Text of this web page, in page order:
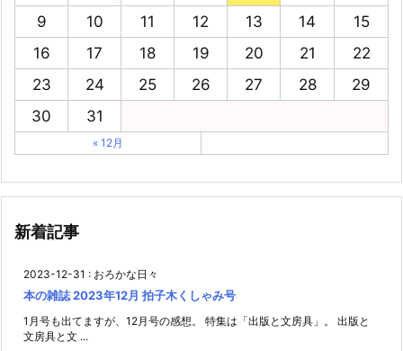
9
10 11 12 13 14
15
16
17 18 19 20 21
22
23
24 25 26 27 28
29
30
31
« 12月
新着記事
2023-12-31 : おろかな日々
本の雑誌 2023年12月 拍子木くしゃみ号
1月号も出てますが、12月号の感想。 特集は「出版と文房具」。 出版と
文房具と文 ...